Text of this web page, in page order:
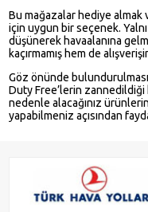
Bu mağazalar hediye almak
için uygun bir seçenek.
düşünerek havaalanına
kaçırmamış hem de
Göz önünde
Duty Free’lerin zannedildiği
nedenle alacağınız
yapabilmeniz açısından